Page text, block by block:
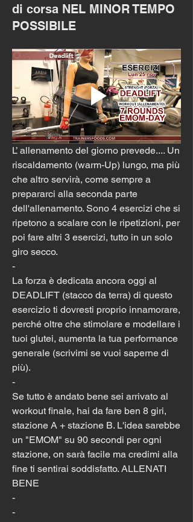
di corsa NEL MINOR TEMPO
POSSIBILE
L’ allenamento del giorno prevede.... Un
riscaldamento (warm-Up) lungo, ma più
che altro servirà, come sempre a
prepararci alla seconda parte
dell'allenamento. Sono 4 esercizi che si
ripetono a scalare con le ripetizioni, per
poi fare altri 3 esercizi, tutto in un solo
giro secco.
-
La forza è dedicata ancora oggi al
DEADLIFT (stacco da terra) di questo
esercizio ti dovresti proprio innamorare,
perché oltre che stimolare e modellare i
tuoi glutei, aumenta la tua performance
generale (scrivimi se vuoi saperne di
più).
-
Se tutto è andato bene sei arrivato al
workout finale, hai da fare ben 8 giri,
stazione A + stazione B. L'idea sarebbe
un "EMOM" su 90 secondi per ogni
stazione, on sarà facile ma credimi alla
fine ti sentirai soddisfatto. ALLENATI
BENE
-
-